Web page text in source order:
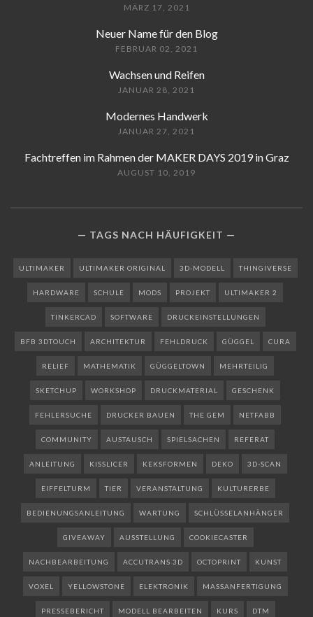
MÄRZ 17, 2021
Neuer Name für den Blog
FEBRUAR 02, 2021
Wachsen und Reifen
JANUAR 28, 2021
Modernes Handwerk
JANUAR 27, 2021
Fachtreffen im Rahmen der MAKER DAYS 2019 in Graz
AUGUST 10, 2019
TAGS NACH HÄUFIGKEIT
ULTIMAKER ULTIMAKER ORIGINAL 3D-MODELL THINGIVERSE
HARDWARE SCHULE MODS PROJEKT ULTIMAKER 2
TINKERCAD SOFTWARE DRUCKEINSTELLUNGEN
BFB 3DTOUCH ARCHITEKTUR FEHLDRUCK GÜGGEL CURA
RELIEF MATHEMATIK GÜGGELTOWN MEHRTEILIG
SKETCHUP WORKSHOP DRUCKMATERIAL GESCHENK
FEHLERSUCHE DRUCKER BAUEN THE GEM NETFABB
COMMUNITY AUSTAUSCH SPIELSACHEN REFERAT
ANLEITUNG KISSLICER KEKSFORMEN DEKO 3D-SCAN
EIFFELTURM TIER VERANSTALTUNG KULTURERBE
BEDIENUNGSANLEITUNG WARTUNG SCHLÜSSELANHÄNGER
GIVEAWAY AUSSTELLUNG COOKIECASTER
NACHBEARBEITUNG ACCUTRANS 3D OCTOPRINT KUNST
VOXEL YELLOWSTONE ELEKTRONIK MASSANFERTIGUNG
PRESSEBERICHT MODELL BEARBEITEN KURS DTM